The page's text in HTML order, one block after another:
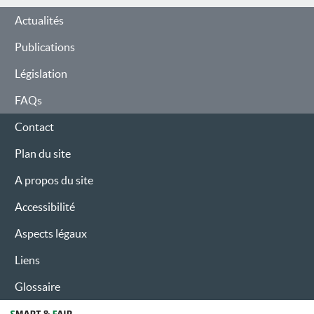
Actualités
Publications
Législation
FAQs
Contact
Plan du site
A propos du site
Accessibilité
Aspects légaux
Liens
Glossaire